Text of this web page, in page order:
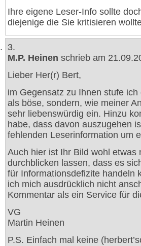
Ihre eigene Leser-Info sollte
diejenige die Sie kritisieren
3.
M.P. Heinen schrieb am
Lieber Her(r) Bert,
im Gegensatz zu Ihnen stufe
als böse, sondern, wie meiner
sehr liebenswürdig ein. Hinzu
habe, dass davon auszugehen
fehlenden Leserinformation um
Auch hier ist Ihr Bild wohl etwas
durchblicken lassen, dass es
für Informationsdefizite handeln
ich mich ausdrücklich nicht
Kommentar als ein Service für
VG
Martin Heinen
P.S. Einfach mal keine